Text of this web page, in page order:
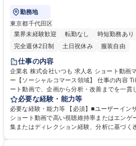
勤務地
東京都千代田区
業界未経験歓迎
転勤なし 時短勤務あり
完全週休2日制
土日祝休み 服装自由
仕事の内容
企業名 株式会社いつも 求人名 ショート動画マーケター／戦略ディレクタ
ー【ソーシャルコマース領域】 仕事の内容 TikTok Shopを中心としたショ
ート動画で、企画から分析・改善までを一貫
上といった事業成果に直結するマーケティン
ー業務です。 ■SNS（TikTok／YouTube Shorts／IG Reels）の動画戦略立
案 ■売上に繋がる動画の企画・構成設計（イ
イター・インフルエンサーの撮影ディレクシ
必要な経験・能力等
必要な経験・能力等 【必須】■ユーザーイン
ショート動画で高い視聴維持率またはエンゲ
集またはディレクション経験、分析に基づく改善実績 【歓迎